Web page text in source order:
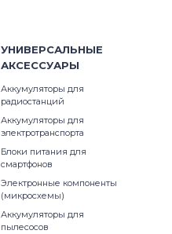
УНИВЕРСАЛЬНЫЕ
АКСЕССУАРЫ
Аккумуляторы для
радиостанций
Аккумуляторы для
электротранспорта
Блоки питания для
смартфонов
Электронные компоненты
(микросхемы)
Аккумуляторы для
пылесосов